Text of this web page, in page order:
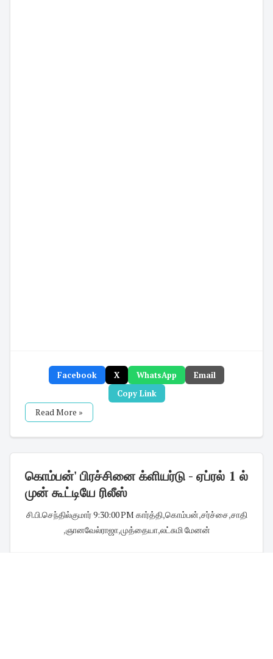
Facebook X WhatsApp
Email
Copy Link
Read More »
கொம்பன்' பிரச்சினை க்ளியர்டு - ஏப்ரல் 1 ல்
முன் கூட்டியே ரிலீஸ்
சி.பி.செந்தில்குமார்·9:30:00 PM கார்த்தி,கொம்பன்,சர்ச்சை,சாதி
,ஞானவேல்ராஜா,முத்தையா,லட்சுமி மேனன்